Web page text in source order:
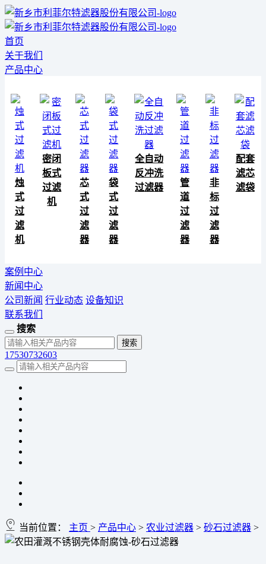
首页
关于我们
产品中心
烛
式
过
滤
机
密闭
板式
过滤
机
芯
式
过
滤
器
袋
式
过
滤
器
全自动
反冲洗
过滤器
管
道
过
滤
器
非
标
过
滤
器
配套
滤芯
滤袋
案例中心
新闻中心
公司新闻 行业动态 设备知识
联系我们
搜索
17530732603
当前位置： 主页 > 产品中心 > 农业过滤器 > 砂石过滤器 >